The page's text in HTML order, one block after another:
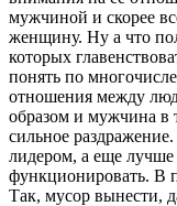
мужчиной и скорее
женщину. Ну а что
которых
понять по
отношения между
образом и мужчина в
сильное
лидером, а еще лучше
функционировать. В
Так, мусор вынести,